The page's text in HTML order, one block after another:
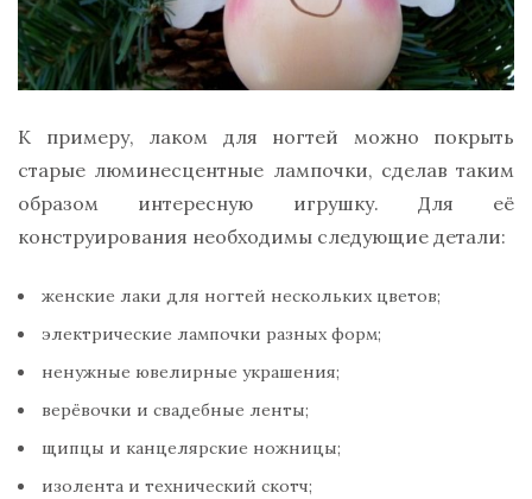
К примеру, лаком для ногтей можно покрыть
старые люминесцентные лампочки, сделав таким
образом интересную игрушку. Для её
конструирования необходимы следующие детали:
женские лаки для ногтей нескольких цветов;
электрические лампочки разных форм;
ненужные ювелирные украшения;
верёвочки и свадебные ленты;
щипцы и канцелярские ножницы;
изолента и технический скотч;